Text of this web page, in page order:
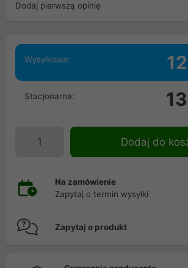
Dodaj pierwszą opinię
Wysyłkowa:
Stacjonarna:
Dodaj do
Na zamówienie
Zapytaj o termin wysyłki
Zapytaj o produkt